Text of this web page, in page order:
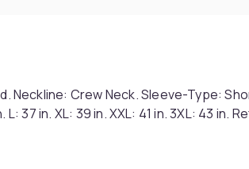
Neckline: Crew Neck. Sleeve-Type:
37 in. XL: 39 in. XXL: 41 in. 3XL: 43 in.